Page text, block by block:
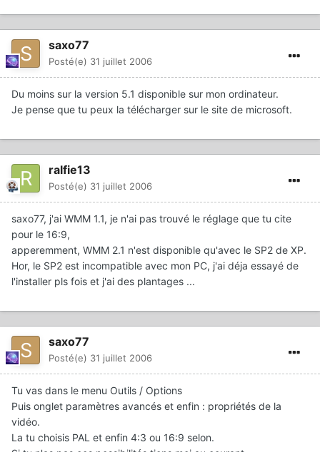
saxo77
Posté(e) 31 juillet 2006
Du moins sur la version 5.1 disponible sur mon ordinateur.
Je pense que tu peux la télécharger sur le site de microsoft.
ralfie13
Posté(e) 31 juillet 2006
saxo77, j'ai WMM 1.1, je n'ai pas trouvé le réglage que tu cite
pour le 16:9,
apperemment, WMM 2.1 n'est disponible qu'avec le SP2 de XP.
Hor, le SP2 est incompatible avec mon PC, j'ai déja essayé de
l'installer pls fois et j'ai des plantages ...
saxo77
Posté(e) 31 juillet 2006
Tu vas dans le menu Outils / Options
Puis onglet paramètres avancés et enfin : propriétés de la
vidéo.
La tu choisis PAL et enfin 4:3 ou 16:9 selon.